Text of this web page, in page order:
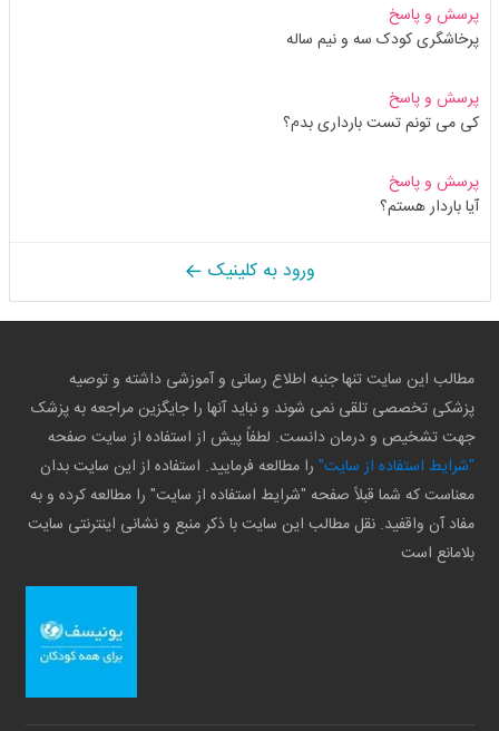
پرسش و پاسخ
پرخاشگری کودک سه و نیم ساله
پرسش و پاسخ
کی می تونم تست بارداری بدم؟
پرسش و پاسخ
آیا باردار هستم؟
ورود به کلینیک
مطالب این سایت تنها جنبه اطلاع رسانی و آموزشی داشته و توصیه
پزشکی تخصصی تلقی نمی شوند و نباید آنها را جایگزین مراجعه به پزشک
جهت تشخیص و درمان دانست. لطفاً پیش از استفاده از سایت صفحه
"شرایط استفاده از سایت" را مطالعه فرمایید. استفاده از این سایت بدان
معناست که شما قبلاً صفحه "شرایط استفاده از سایت" را مطالعه کرده و به
مفاد آن واقفید. نقل مطالب این سایت با ذکر منبع و نشانی اینترنتی سایت
بلامانع است